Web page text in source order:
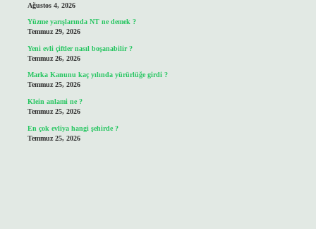
Ağustos 4, 2026
Yüzme yarışlarında NT ne demek ?
Temmuz 29, 2026
Yeni evli çiftler nasıl boşanabilir ?
Temmuz 26, 2026
Marka Kanunu kaç yılında yürürlüğe girdi ?
Temmuz 25, 2026
Klein anlami ne ?
Temmuz 25, 2026
En çok evliya hangi şehirde ?
Temmuz 25, 2026